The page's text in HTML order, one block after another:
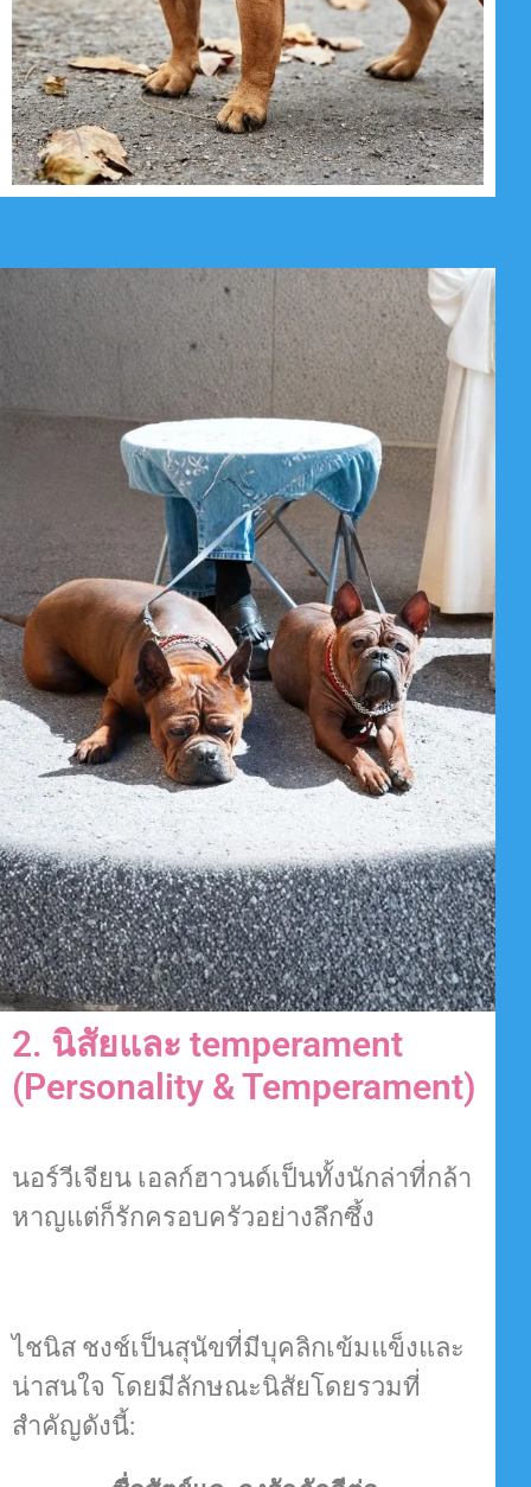
2. นิสัยและ temperament
(Personality & Temperament)
นอร์วีเจียน เอลก์ฮาวนด์เป็นทั้งนักล่าที่กล้า
หาญแต่ก็รักครอบครัวอย่างลึกซึ้ง
ไชนิส ชงช์เป็นสุนัขที่มีบุคลิกเข้มแข็งและ
น่าสนใจ โดยมีลักษณะนิสัยโดยรวมที่
สำคัญดังนี้: